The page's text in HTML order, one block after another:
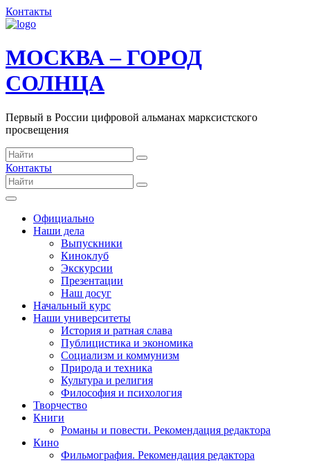
Контакты
МОСКВА – ГОРОД
СОЛНЦА
Первый в России цифровой альманах марксистского
просвещения
Контакты
Официально
Наши дела
Выпускники
Киноклуб
Экскурсии
Презентации
Наш досуг
Начальный курс
Наши университеты
История и ратная слава
Публицистика и экономика
Социализм и коммунизм
Природа и техника
Культура и религия
Философия и психология
Творчество
Книги
Романы и повести. Рекомендация редактора
Кино
Фильмография. Рекомендация редактора